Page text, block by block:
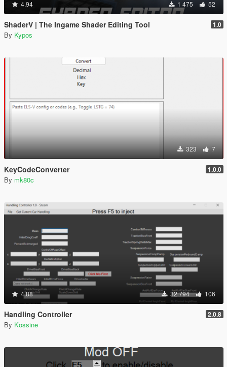
4.94 1 475 52
ShaderV | The Ingame Shader Editing Tool 1.0
By Kypos
323 7
KeyCodeConverter 1.0.0
By mk80c
4.88 32 794 106
Handling Controller 2.0.8
By Kossine